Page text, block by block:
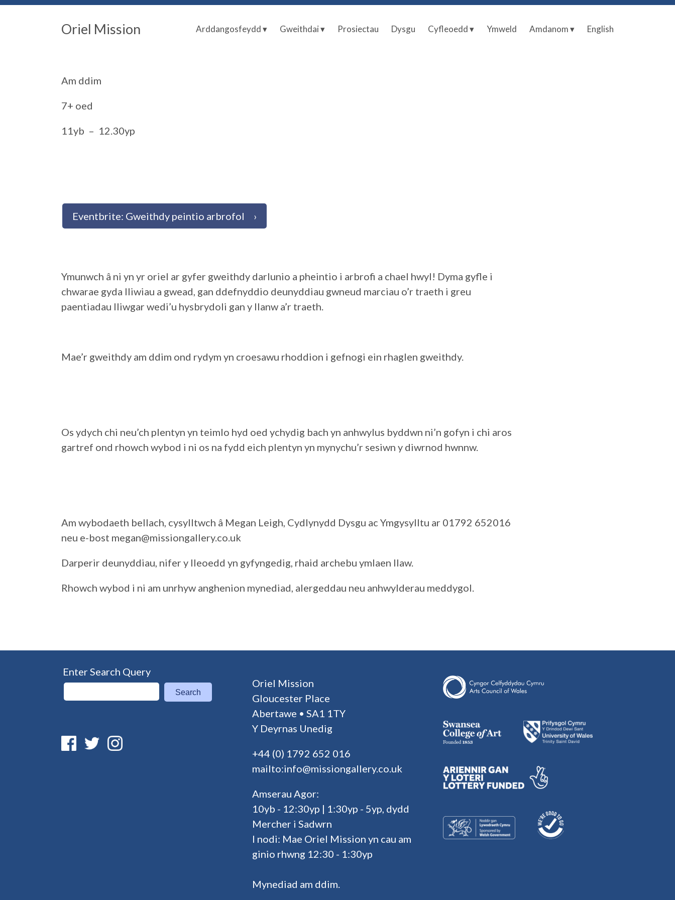
Oriel Mission Arddangosfeydd ▾ Gweithdai ▾ Prosiectau Dysgu Cyfleoedd ▾ Ymweld Amdanom ▾ English
Am ddim
7+ oed
11yb – 12.30yp
Eventbrite: Gweithdy peintio arbrofol
Ymunwch â ni yn yr oriel ar gyfer gweithdy darlunio a pheintio i arbrofi a chael hwyl! Dyma gyfle i
chwarae gyda lliwiau a gwead, gan ddefnyddio deunyddiau gwneud marciau o’r traeth i greu
paentiadau lliwgar wedi’u hysbrydoli gan y llanw a’r traeth.
Mae’r gweithdy am ddim ond rydym yn croesawu rhoddion i gefnogi ein rhaglen gweithdy.
Os ydych chi neu’ch plentyn yn teimlo hyd oed ychydig bach yn anhwylus byddwn ni’n gofyn i chi aros
gartref ond rhowch wybod i ni os na fydd eich plentyn yn mynychu’r sesiwn y diwrnod hwnnw.
Am wybodaeth bellach, cysylltwch â Megan Leigh, Cydlynydd Dysgu ac Ymgysylltu ar 01792 652016
neu e-bost megan@missiongallery.co.uk
Darperir deunyddiau, nifer y lleoedd yn gyfyngedig, rhaid archebu ymlaen llaw.
Rhowch wybod i ni am unrhyw anghenion mynediad, alergeddau neu anhwylderau meddygol.
Enter Search Query
Search
Oriel Mission
Gloucester Place
Abertawe • SA1 1TY
Y Deyrnas Unedig
+44 (0) 1792 652 016
mailto:info@missiongallery.co.uk
Amserau Agor:
10yb - 12:30yp | 1:30yp - 5yp, dydd
Mercher i Sadwrn
I nodi: Mae Oriel Mission yn cau am
ginio rhwng 12:30 - 1:30yp
Mynediad am ddim.